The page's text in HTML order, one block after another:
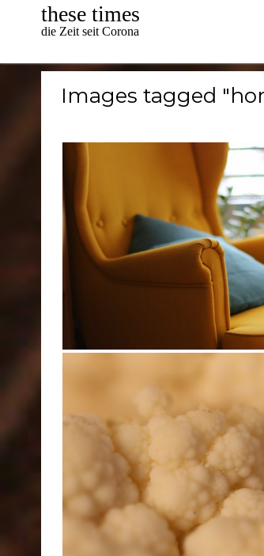
these times
die Zeit seit Corona
Images tagged